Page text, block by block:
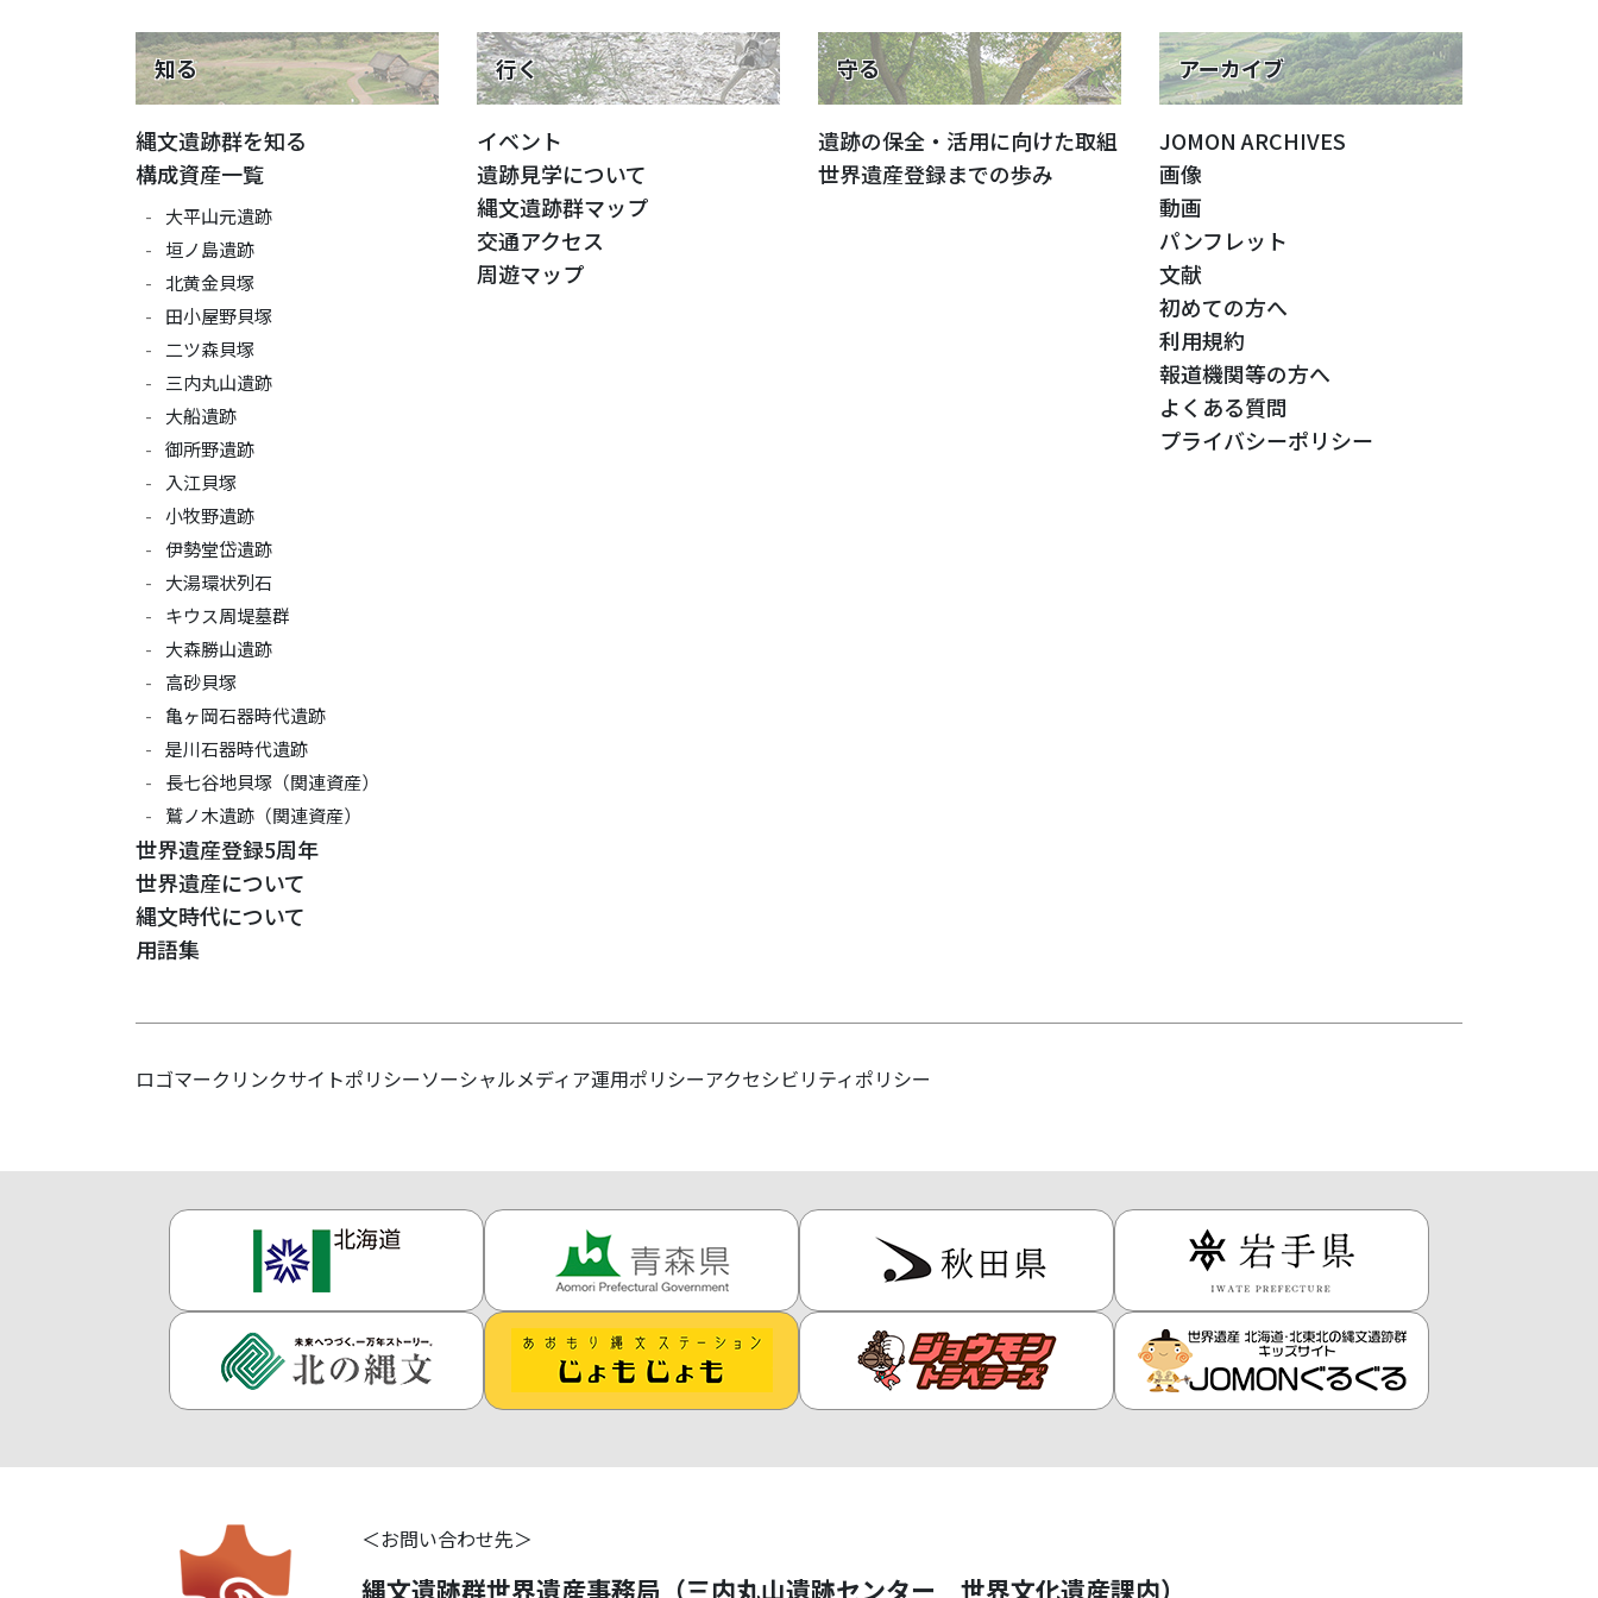
知る
縄文遺跡群を知る
構成資産一覧
大平山元遺跡
垣ノ島遺跡
北黄金貝塚
田小屋野貝塚
二ツ森貝塚
三内丸山遺跡
大船遺跡
御所野遺跡
入江貝塚
小牧野遺跡
伊勢堂岱遺跡
大湯環状列石
キウス周堤墓群
大森勝山遺跡
高砂貝塚
亀ヶ岡石器時代遺跡
是川石器時代遺跡
長七谷地貝塚（関連資産）
鷲ノ木遺跡（関連資産）
世界遺産登録5周年
世界遺産について
縄文時代について
用語集
行く
イベント
遺跡見学について
縄文遺跡群マップ
交通アクセス
周遊マップ
守る
遺跡の保全・活用に向けた取組
世界遺産登録までの歩み
アーカイブ
JOMON ARCHIVES
画像
動画
パンフレット
文献
初めての方へ
利用規約
報道機関等の方へ
よくある質問
プライバシーポリシー
ロゴマーク リンクサイトポリシーソーシャルメディア運用ポリシーアクセシビリティポリシー
お問い合わせ先
縄文遺跡群世界遺産事務局（三内丸山遺跡センター 世界文化遺産課内）